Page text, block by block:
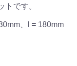
トです。
、l = 180mm